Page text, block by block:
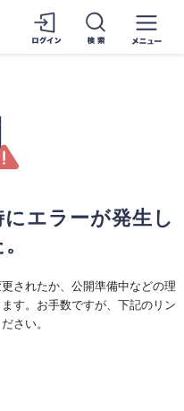
エラーが発生し
されたか、公開準備中などの理
す。お手数ですが、下記のリン
さい。